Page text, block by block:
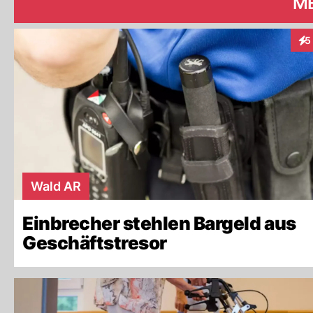
5
Wald AR
Einbrecher stehlen Bargeld aus
Geschäftstresor